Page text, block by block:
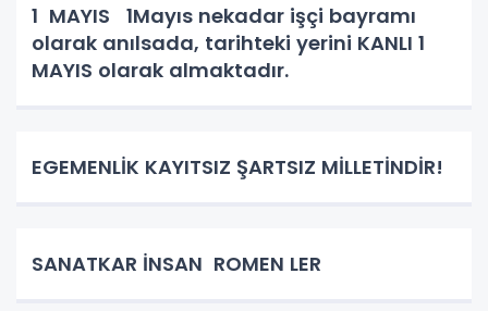
1 MAYIS 1Mayıs nekadar işçi bayramı
olarak anılsada, tarihteki yerini KANLI 1
MAYIS olarak almaktadır.
EGEMENLİK KAYITSIZ ŞARTSIZ MİLLETİNDİR!
SANATKAR İNSAN ROMEN LER